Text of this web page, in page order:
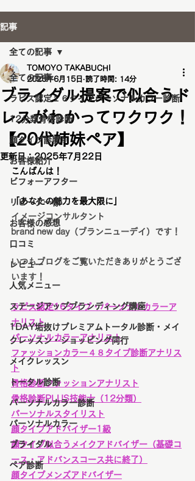
記事
全ての記事
ラピス認定１６タイプパーソナルカラー診断
12分類骨格診断
顔タイプ診断®️
お客様紹介
ビフォーアフター
リピーター様
お客様の感想
口コミ
レビュー
人気メニュー
ステージアップブランディング講座
1DAY垢抜けプレミアムトータル診断・メイ
クレッスン・ショッピング同行
メイクレッスン
トータル診断
パーソナルカラー診断
パーソナルカラー
ブライダル
ペア診断
全ての記事
ブライダル提案で似合うド
レスがわかってワクワク！
【20代姉妹ペア】
TOMOYO TAKABUCHI
2025年6月15日 読了時間: 14分
更新日：2025年7月22日
こんばんは！
「あなたの魅力を最大限に」
イメージコンサルタント
brand new day（ブランニューデイ）です！
いつもブログをご覧いただきありがとうござ
います！
ラピス認定16タイプ・パーソナルカラーア
ナリスト
パーソナルカラーアナリスト
ファッションカラー４８タイプ診断アナリス
ト
骨格診断ファッションアナリスト
骨格診断PLUS技能士（12分類）
パーソナルスタイリスト
顔タイプアドバイザー1級
顔タイプ似合うメイクアドバイザー（基礎コ
ース・アドバンスコース共に終了）
顔タイプメンズアドバイザー